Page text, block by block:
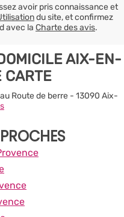
avoir pris connaissance et
du site, et confirmez
avec la Charte des avis.
AIX-EN-
CARTE
Route de berre - 13090 Aix-